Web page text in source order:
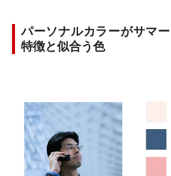
パーソナルカラーがサマ
特徴と似合う色